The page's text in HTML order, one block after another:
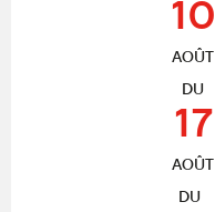
10
AOÛT
DU
17
AOÛT
DU